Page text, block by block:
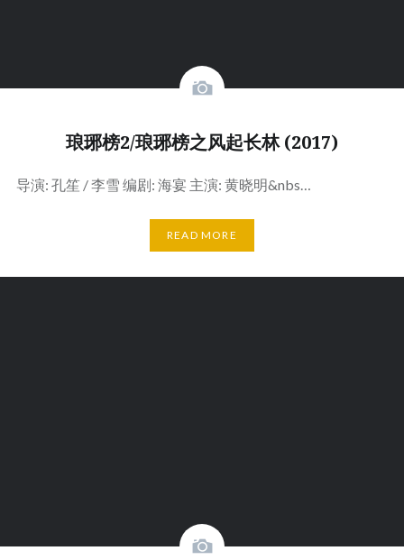
琅琊榜2/琅琊榜之风起长林 (2017)
导演: 孔笙 / 李雪 编剧: 海宴 主演: 黄晓明&nbs…
READ MORE